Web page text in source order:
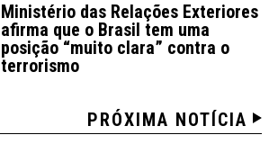
Ministério das Relações Exteriores
afirma que o Brasil tem uma
posição “muito clara” contra o
terrorismo
PRÓXIMA NOTÍCIA